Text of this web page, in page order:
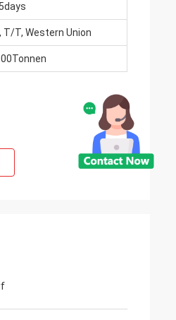
T/T, Western Union